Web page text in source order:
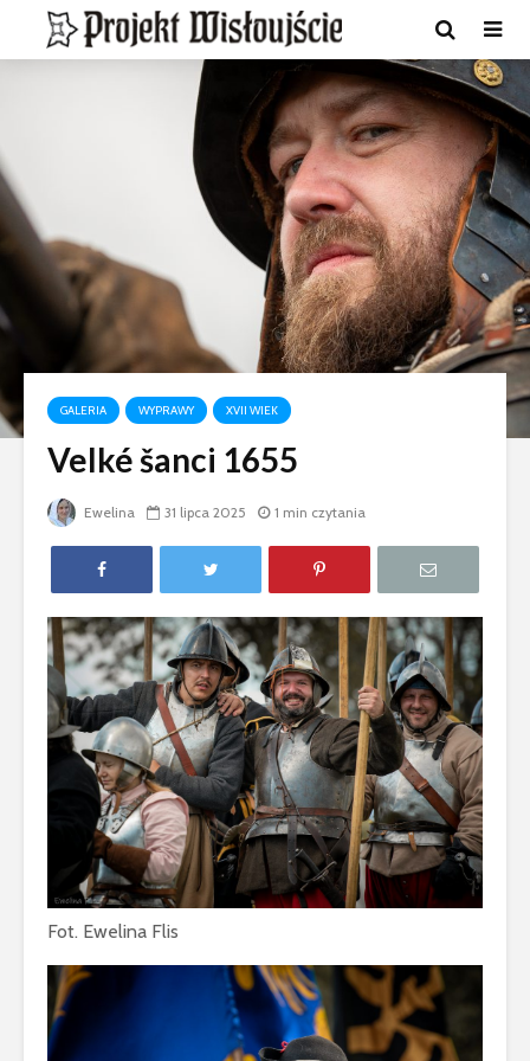
GALERIA WYPRAWY XVII WIEK
Velké šanci 1655
Ewelina 31 lipca 2025 1 min czytania
Fot. Ewelina Flis